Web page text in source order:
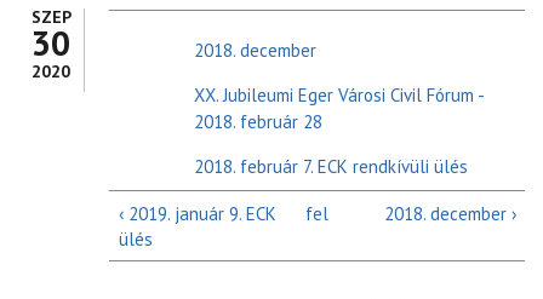
SZEP
30
2020
2018. december
XX. Jubileumi Eger Városi Civil Fórum -
2018. február 28
2018. február 7. ECK rendkívüli ülés
‹ 2019. január 9. ECK
ülés
fel 2018. december ›